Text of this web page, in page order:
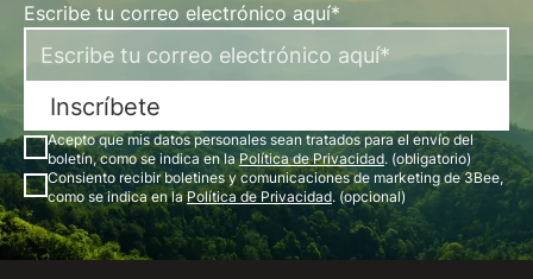
Escribe tu correo electrónico aquí*
Inscríbete
Acepto que mis datos personales sean tratados para el envío del
boletín, como se indica en laPolítica de Privacidad. (obligatorio)
Consiento recibir boletines y comunicaciones de marketing de 3Bee,
como se indica en laPolítica de Privacidad. (opcional)